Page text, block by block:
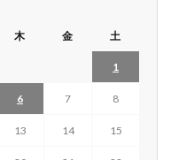
木 金 土
1
6 7 8
13 14 15